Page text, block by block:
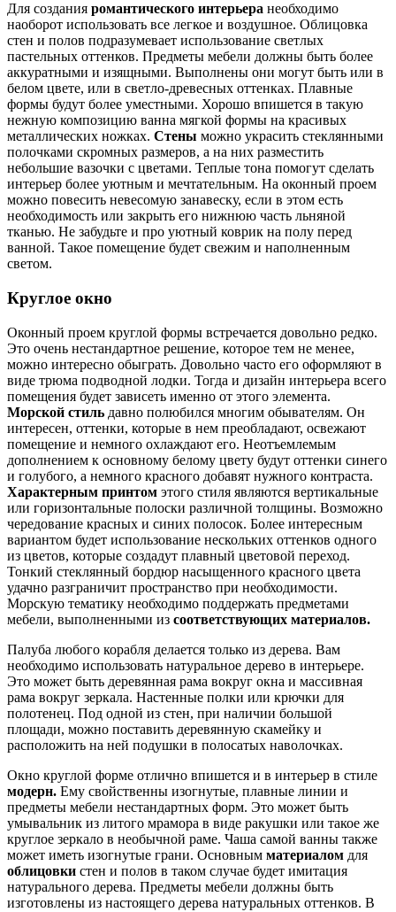
Для создания романтического интерьера необходимо
наоборот использовать все легкое и воздушное. Облицовка
стен и полов подразумевает использование светлых
пастельных оттенков. Предметы мебели должны быть более
аккуратными и изящными. Выполнены они могут быть или в
белом цвете, или в светло-древесных оттенках. Плавные
формы будут более уместными. Хорошо впишется в такую
нежную композицию ванна мягкой формы на красивых
металлических ножках. Стены можно украсить стеклянными
полочками скромных размеров, а на них разместить
небольшие вазочки с цветами. Теплые тона помогут сделать
интерьер более уютным и мечтательным. На оконный проем
можно повесить невесомую занавеску, если в этом есть
необходимость или закрыть его нижнюю часть льняной
тканью. Не забудьте и про уютный коврик на полу перед
ванной. Такое помещение будет свежим и наполненным
светом.
Круглое окно
Оконный проем круглой формы встречается довольно редко.
Это очень нестандартное решение, которое тем не менее,
можно интересно обыграть. Довольно часто его оформляют в
виде трюма подводной лодки. Тогда и дизайн интерьера всего
помещения будет зависеть именно от этого элемента.
Морской стиль давно полюбился многим обывателям. Он
интересен, оттенки, которые в нем преобладают, освежают
помещение и немного охлаждают его. Неотъемлемым
дополнением к основному белому цвету будут оттенки синего
и голубого, а немного красного добавят нужного контраста.
Характерным принтом этого стиля являются вертикальные
или горизонтальные полоски различной толщины. Возможно
чередование красных и синих полосок. Более интересным
вариантом будет использование нескольких оттенков одного
из цветов, которые создадут плавный цветовой переход.
Тонкий стеклянный бордюр насыщенного красного цвета
удачно разграничит пространство при необходимости.
Морскую тематику необходимо поддержать предметами
мебели, выполненными из соответствующих материалов.
Палуба любого корабля делается только из дерева. Вам
необходимо использовать натуральное дерево в интерьере.
Это может быть деревянная рама вокруг окна и массивная
рама вокруг зеркала. Настенные полки или крючки для
полотенец. Под одной из стен, при наличии большой
площади, можно поставить деревянную скамейку и
расположить на ней подушки в полосатых наволочках.
Окно круглой форме отлично впишется и в интерьер в стиле
модерн. Ему свойственны изогнутые, плавные линии и
предметы мебели нестандартных форм. Это может быть
умывальник из литого мрамора в виде ракушки или такое же
круглое зеркало в необычной раме. Чаша самой ванны также
может иметь изогнутые грани. Основным материалом для
облицовки стен и полов в таком случае будет имитация
натурального дерева. Предметы мебели должны быть
изготовлены из настоящего дерева натуральных оттенков. В